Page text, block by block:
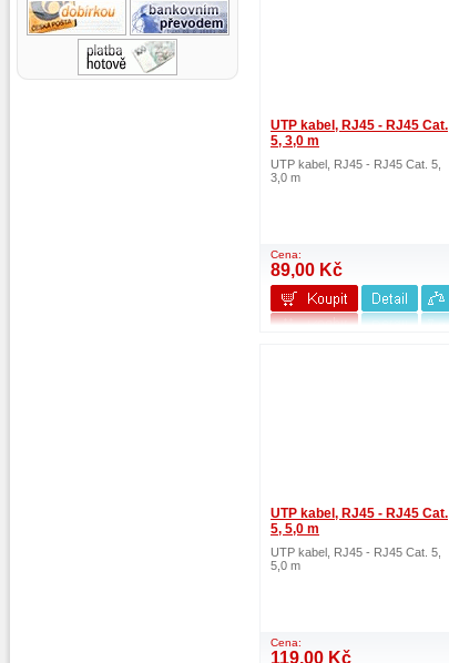
UTP kabel, RJ45 - RJ45 Cat.
5, 3,0 m
UTP kabel, RJ45 - RJ45 Cat. 5,
3,0 m
Cena:
89,00 Kč
UTP kabel, RJ45 - RJ45 Cat.
5, 5,0 m
UTP kabel, RJ45 - RJ45 Cat. 5,
5,0 m
Cena:
119,00 Kč